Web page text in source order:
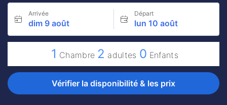
Arrivée
dim 9 août
Départ
lun 10 août
1 Chambre 2 adultes 0 Enfants
Vérifier la disponibilité & les prix